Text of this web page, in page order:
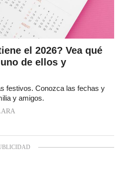
el 2026? Vea qué
de ellos y
festivos. Conozca las fechas y
y amigos.